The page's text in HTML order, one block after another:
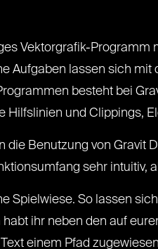
Vektorgrafik-Programm
Aufgaben lassen sich
besteht bei
Hilfslinien und Clippings,
die Benutzung von Gravit
sehr
Spielwiese. So lassen
ihr neben den auf
einem Pfad